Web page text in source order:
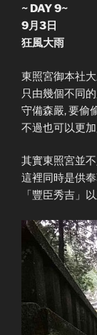
~ DAY 9~
9月3日
狂風大雨
東照宮御本社
只由幾個不同
守備森嚴, 要偷
不過也可以更
其實東照宮並
這裡同時是供
「豐臣秀吉」